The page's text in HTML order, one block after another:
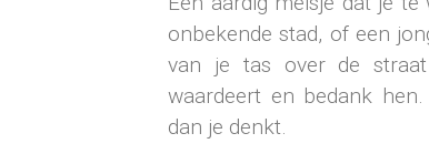
onbekende stad, of een
van je tas over de
waardeert en bedank
dan je denkt.